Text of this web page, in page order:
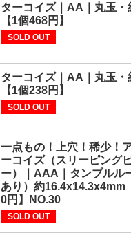
ターコイズ｜AA｜丸玉・
【1個468円】
SOLD OUT
ターコイズ｜AA｜丸玉・
【1個238円】
SOLD OUT
一点もの！上穴！稀少！
ーコイズ（スリーピング
ー）｜AAA｜タンブルル
あり）約16.4x14.3x4mm
0円】NO.30
SOLD OUT